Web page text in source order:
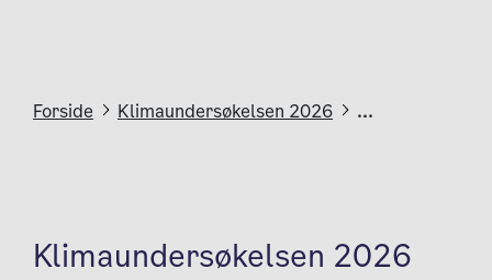
Forside Klimaundersøkelsen 2026 ...
Klimaundersøkelsen 2026